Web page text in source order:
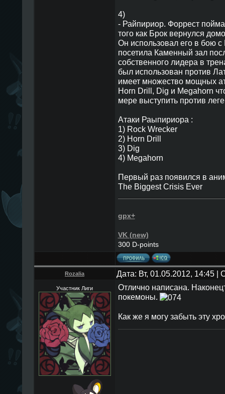
4)
- Райпириор. Форрест
того как Брок вернулся
Он использовал его в бою
посетила Каменный зал
собственного лидера в
был использован против
имеет множество мощных
Horn Drill, Dig и Megahorn
мере выступить против
Атаки Раыпириора :
1) Rock Wrecker
2) Horn Drill
3) Dig
4) Megahorn
Первый раз появился в
The Biggest Crisis Ever
gpx+
VK (new)
300 D-points
Rozalia Дата: Вт, 01.05.2012, 14:45
Участник Лиги
Отлично написана.
покемоны.
Как же я могу забыть эту